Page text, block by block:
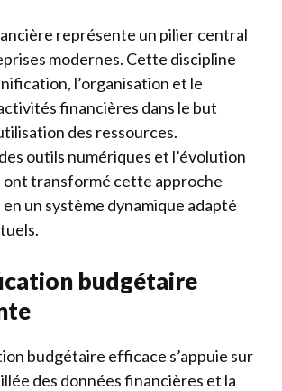
représente un pilier central
modernes. Cette discipline
l’organisation et le
financières dans le but
des ressources.
outils numériques et l’évolution
ont transformé cette approche
un système dynamique adapté
budgétaire
budgétaire efficace s’appuie sur
des données financières et la